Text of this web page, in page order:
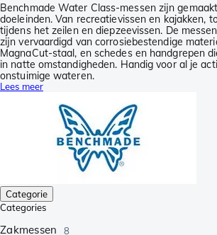
Benchmade Water Class-messen zijn
doeleinden. Van recreatievissen en kajakken,
tijdens het zeilen en diepzeevissen. De
zijn vervaardigd van corrosiebestendige
MagnaCut-staal, en schedes en handgrepen
in natte omstandigheden. Handig voor al je
onstuimige wateren.
Lees meer
Categorie
Categories
Zakmessen 8